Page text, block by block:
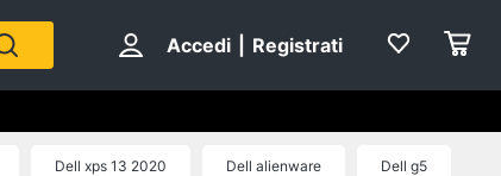
Accedi Registrati
Dell xps 13 2020 Dell alienware Dell g5